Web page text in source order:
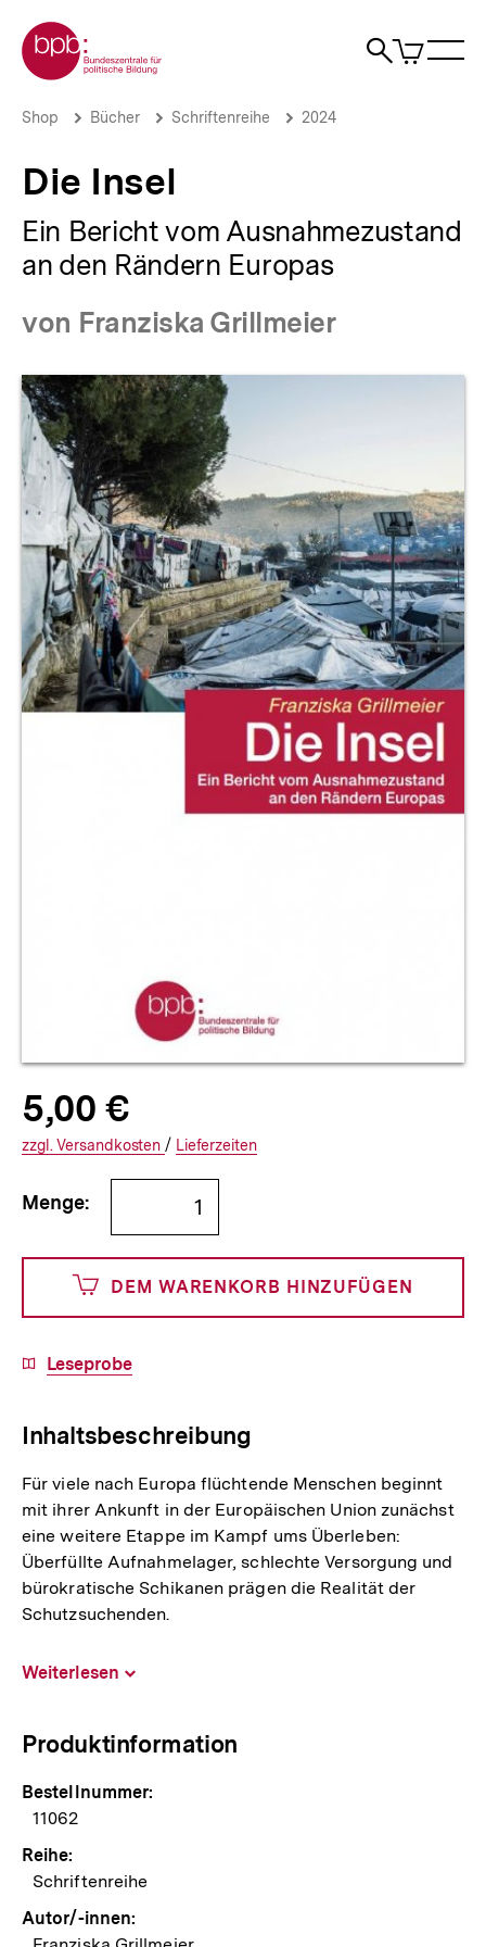
zum
Seiteninhalt
springen
Zur Startseite der bpb
Suche
Artikel
im
Die
bpb.de
Brotkrümelnavigation
Pfadnavigation
Shop Bücher Schriftenreihe 2024
Die Insel
Ein Bericht vom Ausnahmezustand
an den Rändern Europas
von Franziska Grillmeier
Produktvorschau
Allgemeine
Informationen
Produktpreis:
5,00 €5
€
und
500
Cents
zuzüglich
Versandkosten
Interner
Informationen
den
zzgl. zuzüglichen
Versandkosten / Interner
Informationen
Lieferzeiten
Bestellmenge
angeben
Menge:
DEM WARENKORB HINZUFÜGEN
Download-
Leseprobe
Inhaltsbeschreibung
Für viele nach Europa flüchtende Menschen beginnt
mit ihrer Ankunft in der Europäischen Union zunächst
eine weitere Etappe im Kampf ums Überleben:
Überfüllte Aufnahmelager, schlechte Versorgung und
bürokratische Schikanen prägen die Realität der
Schutzsuchenden.
Weiterlesen
Produktinformation
Bestellnummer:
11062
Reihe:
Schriftenreihe
Autor/-innen: